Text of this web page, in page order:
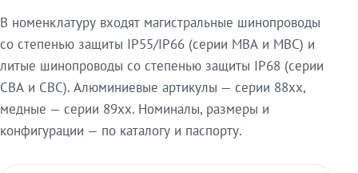
В номенклатуру входят магистральные шинопроводы
со степенью защиты IP55/IP66 (серии МВА и МВС) и
литые шинопроводы со степенью защиты IP68 (серии
СВА и СВС). Алюминиевые артикулы — серии 88xx,
медные — серии 89xx. Номиналы, размеры и
конфигурации — по каталогу и паспорту.